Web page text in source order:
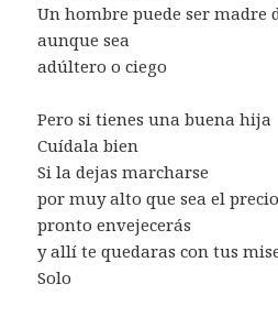
Un hombre puede ser madre
aunque sea
adúltero o ciego
Pero si tienes una buena hija
Cuídala bien
Si la dejas marcharse
por muy alto que sea el precio
pronto envejecerás
y allí te quedaras con tus
Solo